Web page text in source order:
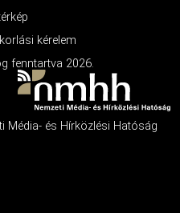
kérelem
fenntartva 2026.
Média- és Hírközlési Hatóság